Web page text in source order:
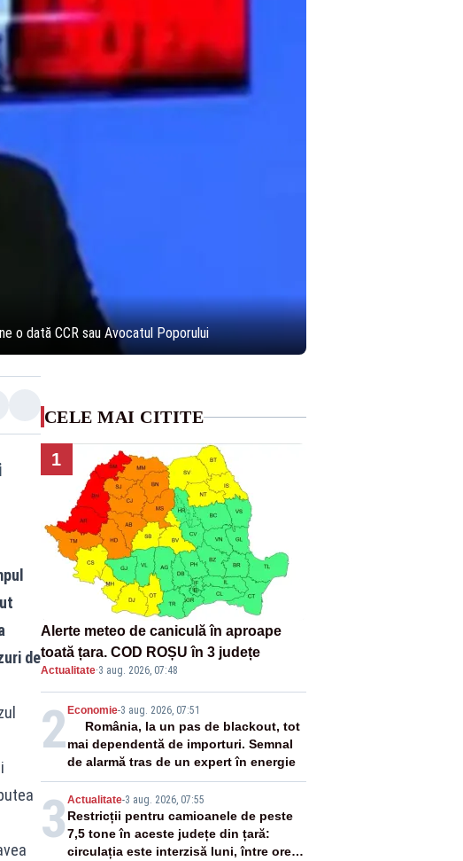
o dată CCR sau Avocatul Poporului
de
CELE MAI CITITE
1
Alerte meteo de caniculă în aproape
toată țara. COD ROȘU în 3 județe
Actualitate·3 aug. 2026, 07:48
2 Economie-3 aug. 2026, 07:51
România, la un pas de blackout, tot
mai dependentă de importuri. Semnal
de alarmă tras de un expert în energie
3 Actualitate-3 aug. 2026, 07:55
Restricții pentru camioanele de peste
7,5 tone în aceste județe din țară:
circulația este interzisă luni, între orele